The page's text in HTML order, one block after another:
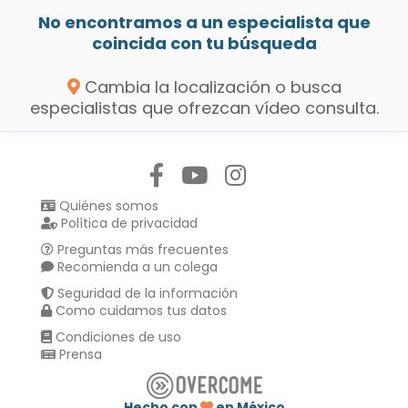
No encontramos a un especialista que
coincida con tu búsqueda
Cambia la localización o busca
especialistas que ofrezcan vídeo consulta.
Quiénes somos
Política de privacidad
Preguntas más frecuentes
Recomienda a un colega
Seguridad de la información
Como cuidamos tus datos
Condiciones de uso
Prensa